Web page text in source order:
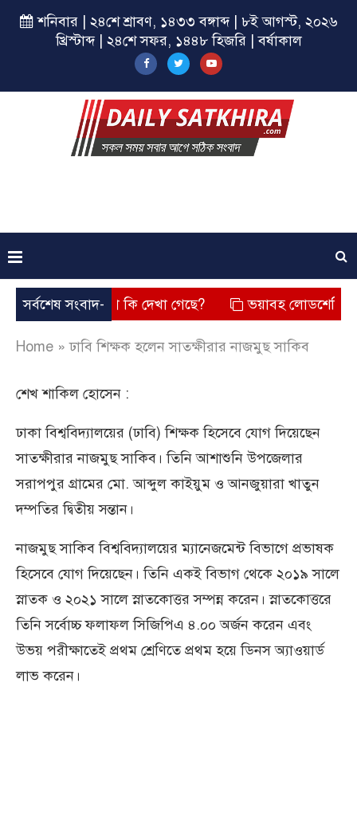
শনিবার | ২৪শে শ্রাবণ, ১৪৩৩ বঙ্গাব্দ | ৮ই আগস্ট, ২০২৬
খ্রিস্টাব্দ | ২৪শে সফর, ১৪৪৮ হিজরি | বর্ষাকাল
সর্বশেষ সংবাদ-
তার চেহারা কি দেখা গেছে? ভয়াবহ লোডশেডিং, বিদ্যুত –
Home »ঢাবি শিক্ষক হলেন সাতক্ষীরার নাজমুছ সাকিব
শেখ শাকিল হোসেন :
ঢাকা বিশ্ববিদ্যালয়ের (ঢাবি) শিক্ষক হিসেবে যোগ দিয়েছেন
সাতক্ষীরার নাজমুছ সাকিব। তিনি আশাশুনি উপজেলার
সরাপপুর গ্রামের মো. আব্দুল কাইয়ুম ও আনজুয়ারা খাতুন
দম্পতির দ্বিতীয় সন্তান।
নাজমুছ সাকিব বিশ্ববিদ্যালয়ের ম্যানেজমেন্ট বিভাগে প্রভাষক
হিসেবে যোগ দিয়েছেন। তিনি একই বিভাগ থেকে ২০১৯ সালে
স্নাতক ও ২০২১ সালে স্নাতকোত্তর সম্পন্ন করেন। স্নাতকোত্তরে
তিনি সর্বোচ্চ ফলাফল সিজিপিএ ৪.০০ অর্জন করেন এবং
উভয় পরীক্ষাতেই প্রথম শ্রেণিতে প্রথম হয়ে ডিনস অ্যাওয়ার্ড
লাভ করেন।